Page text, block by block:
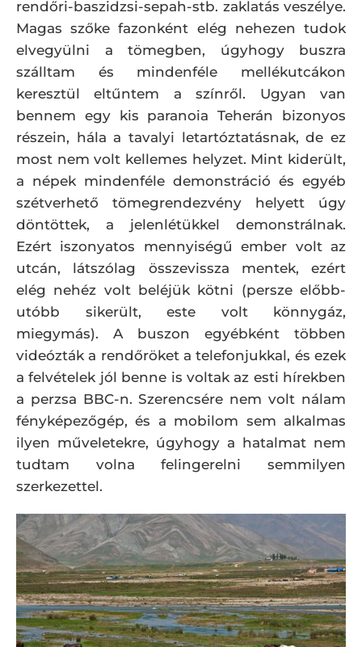
rendőri-baszidzsi-sepah-stb. zaklatás veszélye.
Magas szőke fazonként elég nehezen tudok
elvegyülni a tömegben, úgyhogy buszra
szálltam és mindenféle mellékutcákon
keresztül eltűntem a színről. Ugyan van
bennem egy kis paranoia Teherán bizonyos
részein, hála a tavalyi letartóztatásnak, de ez
most nem volt kellemes helyzet. Mint kiderült,
a népek mindenféle demonstráció és egyéb
szétverhető tömegrendezvény helyett úgy
döntöttek, a jelenlétükkel demonstrálnak.
Ezért iszonyatos mennyiségű ember volt az
utcán, látszólag összevissza mentek, ezért
elég nehéz volt beléjük kötni (persze előbb-
utóbb sikerült, este volt könnygáz,
miegymás). A buszon egyébként többen
videózták a rendőröket a telefonjukkal, és ezek
a felvételek jól benne is voltak az esti hírekben
a perzsa BBC-n. Szerencsére nem volt nálam
fényképezőgép, és a mobilom sem alkalmas
ilyen műveletekre, úgyhogy a hatalmat nem
tudtam volna felingerelni semmilyen
szerkezettel.